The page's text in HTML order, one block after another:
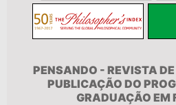
PENSANDO - REVISTA
PUBLICAÇÃO DO
GRADUAÇÃO EM